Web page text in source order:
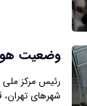
وضعیت
رئیس مرکز
شهرهای